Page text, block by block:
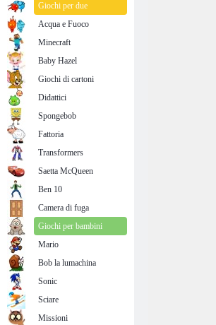
Giochi per due
Acqua e Fuoco
Minecraft
Baby Hazel
Giochi di cartoni
Didattici
Spongebob
Fattoria
Transformers
Saetta McQueen
Ben 10
Camera di fuga
Giochi per bambini
Mario
Bob la lumachina
Sonic
Sciare
Missioni